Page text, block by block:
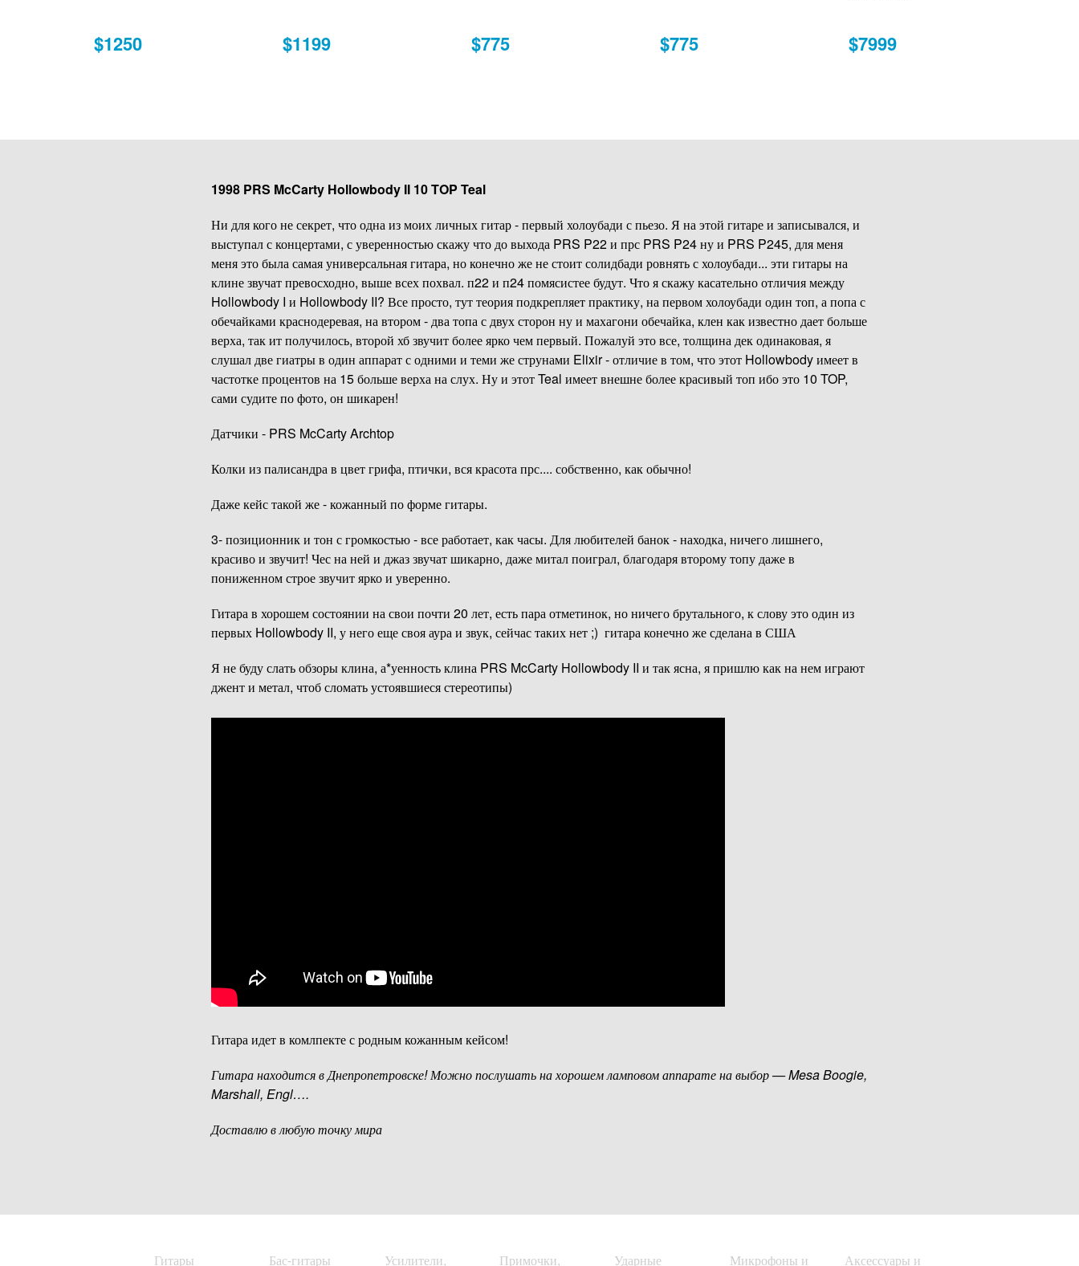
$1250 $1199 $775 $775 $7999
1998 PRS McCarty Hollowbody II 10 TOP Teal
Ни для кого не секрет, что одна из моих личных гитар - первый холоубади с пьезо. Я на этой гитаре и записывался, и
выступал с концертами, с уверенностью скажу что до выхода PRS P22 и прс PRS P24 ну и PRS P245, для меня
меня это была самая универсальная гитара, но конечно же не стоит солидбади ровнять с холоубади... эти гитары на
клине звучат превосходно, выше всех похвал. п22 и п24 помясистее будут. Что я скажу касательно отличия между
Hollowbody I и Hollowbody II? Все просто, тут теория подкрепляет практику, на первом холоубади один топ, а попа с
обечайками краснодеревая, на втором - два топа с двух сторон ну и махагони обечайка, клен как известно дает больше
верха, так ит получилось, второй хб звучит более ярко чем первый. Пожалуй это все, толщина дек одинаковая, я
слушал две гиатры в один аппарат с одними и теми же струнами Elixir - отличие в том, что этот Hollowbody имеет в
частотке процентов на 15 больше верха на слух. Ну и этот Teal имеет внешне более красивый топ ибо это 10 TOP,
сами судите по фото, он шикарен!
Датчики - PRS McCarty Archtop
Колки из палисандра в цвет грифа, птички, вся красота прс.... собственно, как обычно!
Даже кейс такой же - кожанный по форме гитары.
3- позиционник и тон с громкостью - все работает, как часы. Для любителей банок - находка, ничего лишнего,
красиво и звучит! Чес на ней и джаз звучат шикарно, даже митал поиграл, благодаря второму топу даже в
пониженном строе звучит ярко и уверенно.
Гитара в хорошем состоянии на свои почти 20 лет, есть пара отметинок, но ничего брутального, к слову это один из
первых Hollowbody II, у него еще своя аура и звук, сейчас таких нет ;) гитара конечно же сделана в США
Я не буду слать обзоры клина, а*уенность клина PRS McCarty Hollowbody II и так ясна, я пришлю как на нем играют
джент и метал, чтоб сломать устоявшиеся стереотипы)
Гитара идет в комлпекте с родным кожанным кейсом!
Гитара находится в Днепропетровске! Можно послушать на хорошем ламповом аппарате на выбор — Mesa Boogie,
Marshall, Engl….
Доставлю в любую точку мира
Гитары Бас-гитары Усилители, Примочки, Ударные Микрофоны и Аксессуары и